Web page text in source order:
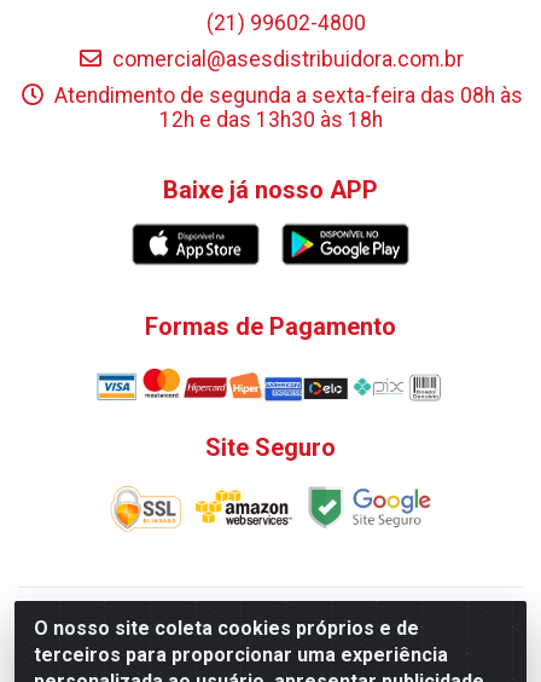
O nosso site coleta cookies próprios e de
terceiros para proporcionar uma experiência
(21) 99602-4800
comercial@asesdistribuidora.com.br
Atendimento de segunda a sexta-feira das 08h às
12h e das 13h30 às 18h
Baixe já nosso APP
Formas de Pagamento
Site Seguro
V. C. Ferragens LTDA - Rua do Matoso, 132 - Praça da
Bandeira, Rio de Janeiro/ RJ - CEP 20.270-135 - CNPJ
12.324.723/0001-25